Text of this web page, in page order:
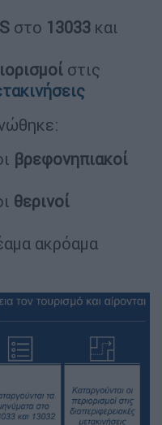
στο 13033 και
στις
βρεφονηπιακοί
θερινοί
ακρόαμα